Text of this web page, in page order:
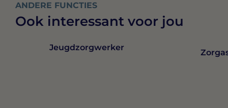
ANDERE FUNCTIES
Ook interessant voor jou
Jeugdzorgwerker